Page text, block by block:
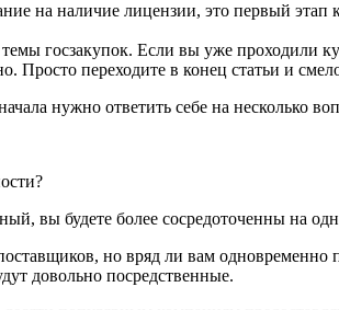
на наличие лицензии, это первый этап
госзакупок. Если вы уже проходили
Просто переходите в конец статьи и
нужно ответить себе на несколько
вы будете более сосредоточенны на
но вряд ли вам одновременно
довольно посредственные.